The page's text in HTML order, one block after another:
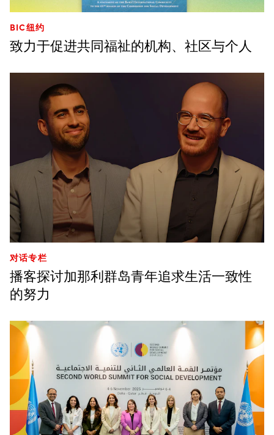
BIC纽约
致力于促进共同福祉的机构、社区与个人
对话专栏
播客探讨加那利群岛青年追求生活一致性
的努力